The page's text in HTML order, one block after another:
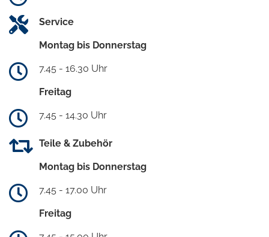
Service
Montag bis Donnerstag
7.45 - 16.30 Uhr
Freitag
7.45 - 14.30 Uhr
Teile & Zubehör
Montag bis Donnerstag
7.45 - 17.00 Uhr
Freitag